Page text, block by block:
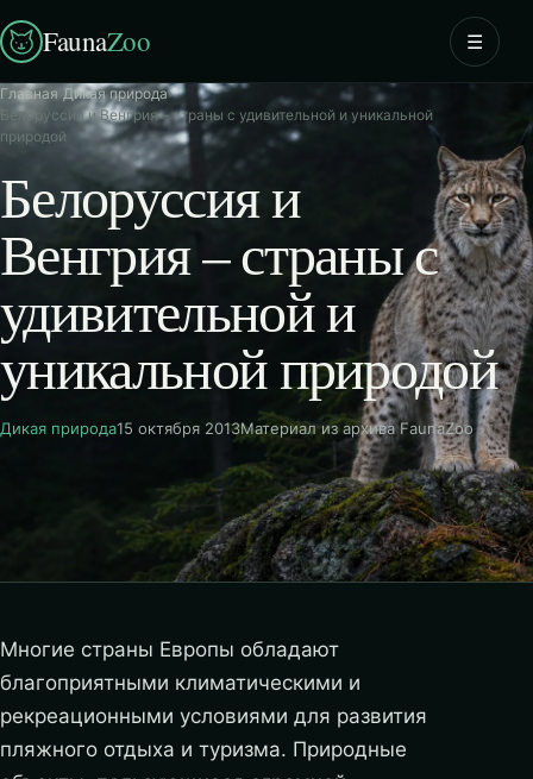
FaunaZoo ☰
Главная Дикая природа›
Белоруссия и Венгрия – страны с удивительной и уникальной
природой
Белоруссия и
Венгрия – страны с
удивительной и
уникальной природой
Дикая природа15 октября 2013Материал из архива FaunaZoo
Многие страны Европы обладают
благоприятными климатическими и
рекреационными условиями для развития
пляжного отдыха и туризма. Природные